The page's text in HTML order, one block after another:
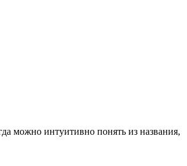
можно интуитивно понять из названия,